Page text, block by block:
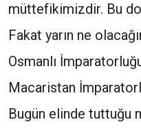
müttefikimizdir. Bu
Fakat yarın ne
Osmanlı
Macaristan
Bugün elinde tuttuğu